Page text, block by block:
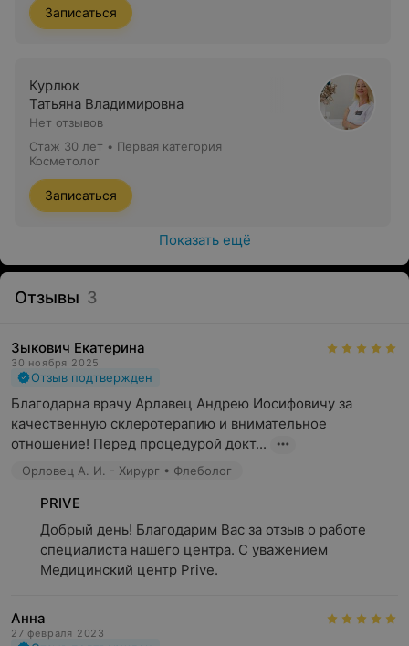
Записаться
Курлюк
Татьяна Владимировна
Нет отзывов
Стаж 30 лет • Первая категория
Косметолог
Записаться
Показать ещё
Отзывы 3
Зыкович Екатерина
30 ноября 2025
Отзыв подтвержден
Благодарна врачу Арлавец Андрею Иосифовичу за
качественную склеротерапию и внимательное
отношение! Перед процедурой докт...
Орловец А. И. - Хирург • Флеболог
PRIVE
Добрый день! Благодарим Вас за отзыв о работе
специалиста нашего центра. С уважением
Медицинский центр Prive.
Анна
27 февраля 2023